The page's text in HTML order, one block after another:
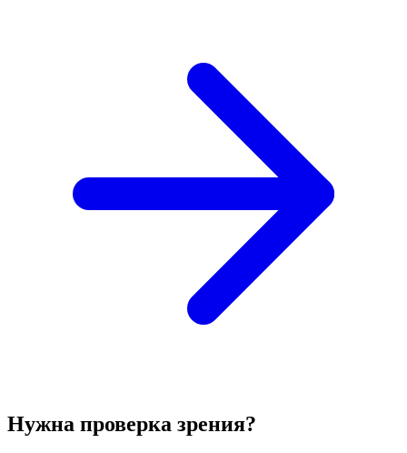
Нужна проверка зрения?